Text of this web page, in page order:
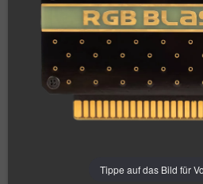
Tippe auf das Bild für